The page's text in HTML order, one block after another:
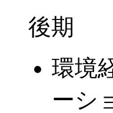
後期
環境
ーシ